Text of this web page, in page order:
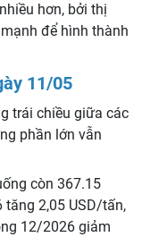
hơn, bởi thị
để hình thành
11/05
trái chiều giữa các
phần lớn vẫn
còn 367.15
2,05 USD/tấn,
12/2026 giảm